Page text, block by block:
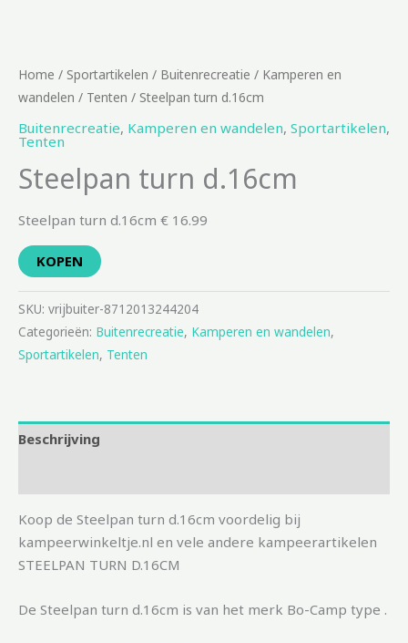
Home / Sportartikelen / Buitenrecreatie / Kamperen en
wandelen / Tenten / Steelpan turn d.16cm
Buitenrecreatie, Kamperen en wandelen, Sportartikelen,
Tenten
Steelpan turn d.16cm
Steelpan turn d.16cm € 16.99
KOPEN
SKU: vrijbuiter-8712013244204
Categorieën: Buitenrecreatie, Kamperen en wandelen,
Sportartikelen, Tenten
Beschrijving
Koop de Steelpan turn d.16cm voordelig bij
kampeerwinkeltje.nl en vele andere kampeerartikelen
STEELPAN TURN D.16CM
De Steelpan turn d.16cm is van het merk Bo-Camp type .